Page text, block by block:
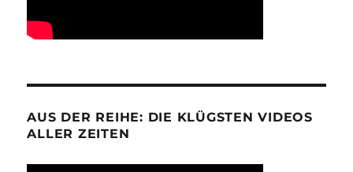
AUS DER REIHE: DIE KLÜGSTEN VIDEOS
ALLER ZEITEN